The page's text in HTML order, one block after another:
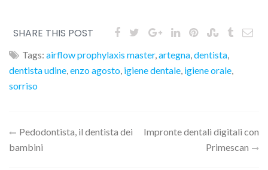
SHARE THIS POST
Tags: airflow prophylaxis master,artegna,dentista,
dentista udine,enzo agosto, igiene dentale, igiene orale,
sorriso
Navigazione
articoli
Pedodontista, il dentista dei
bambini
Impronte dentali digitali con
Primescan